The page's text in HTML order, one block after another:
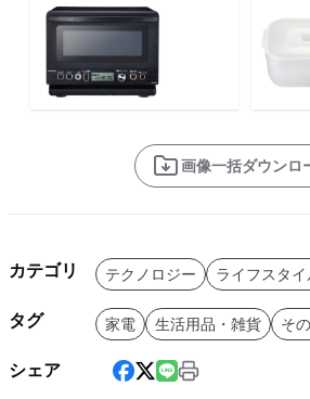
画像一括ダウンロ
カテゴリ テクノロジー ライフスタイ
タグ 家電 生活用品・雑貨 そ
シェア